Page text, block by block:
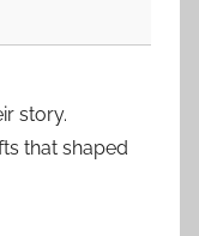
story.
that shaped